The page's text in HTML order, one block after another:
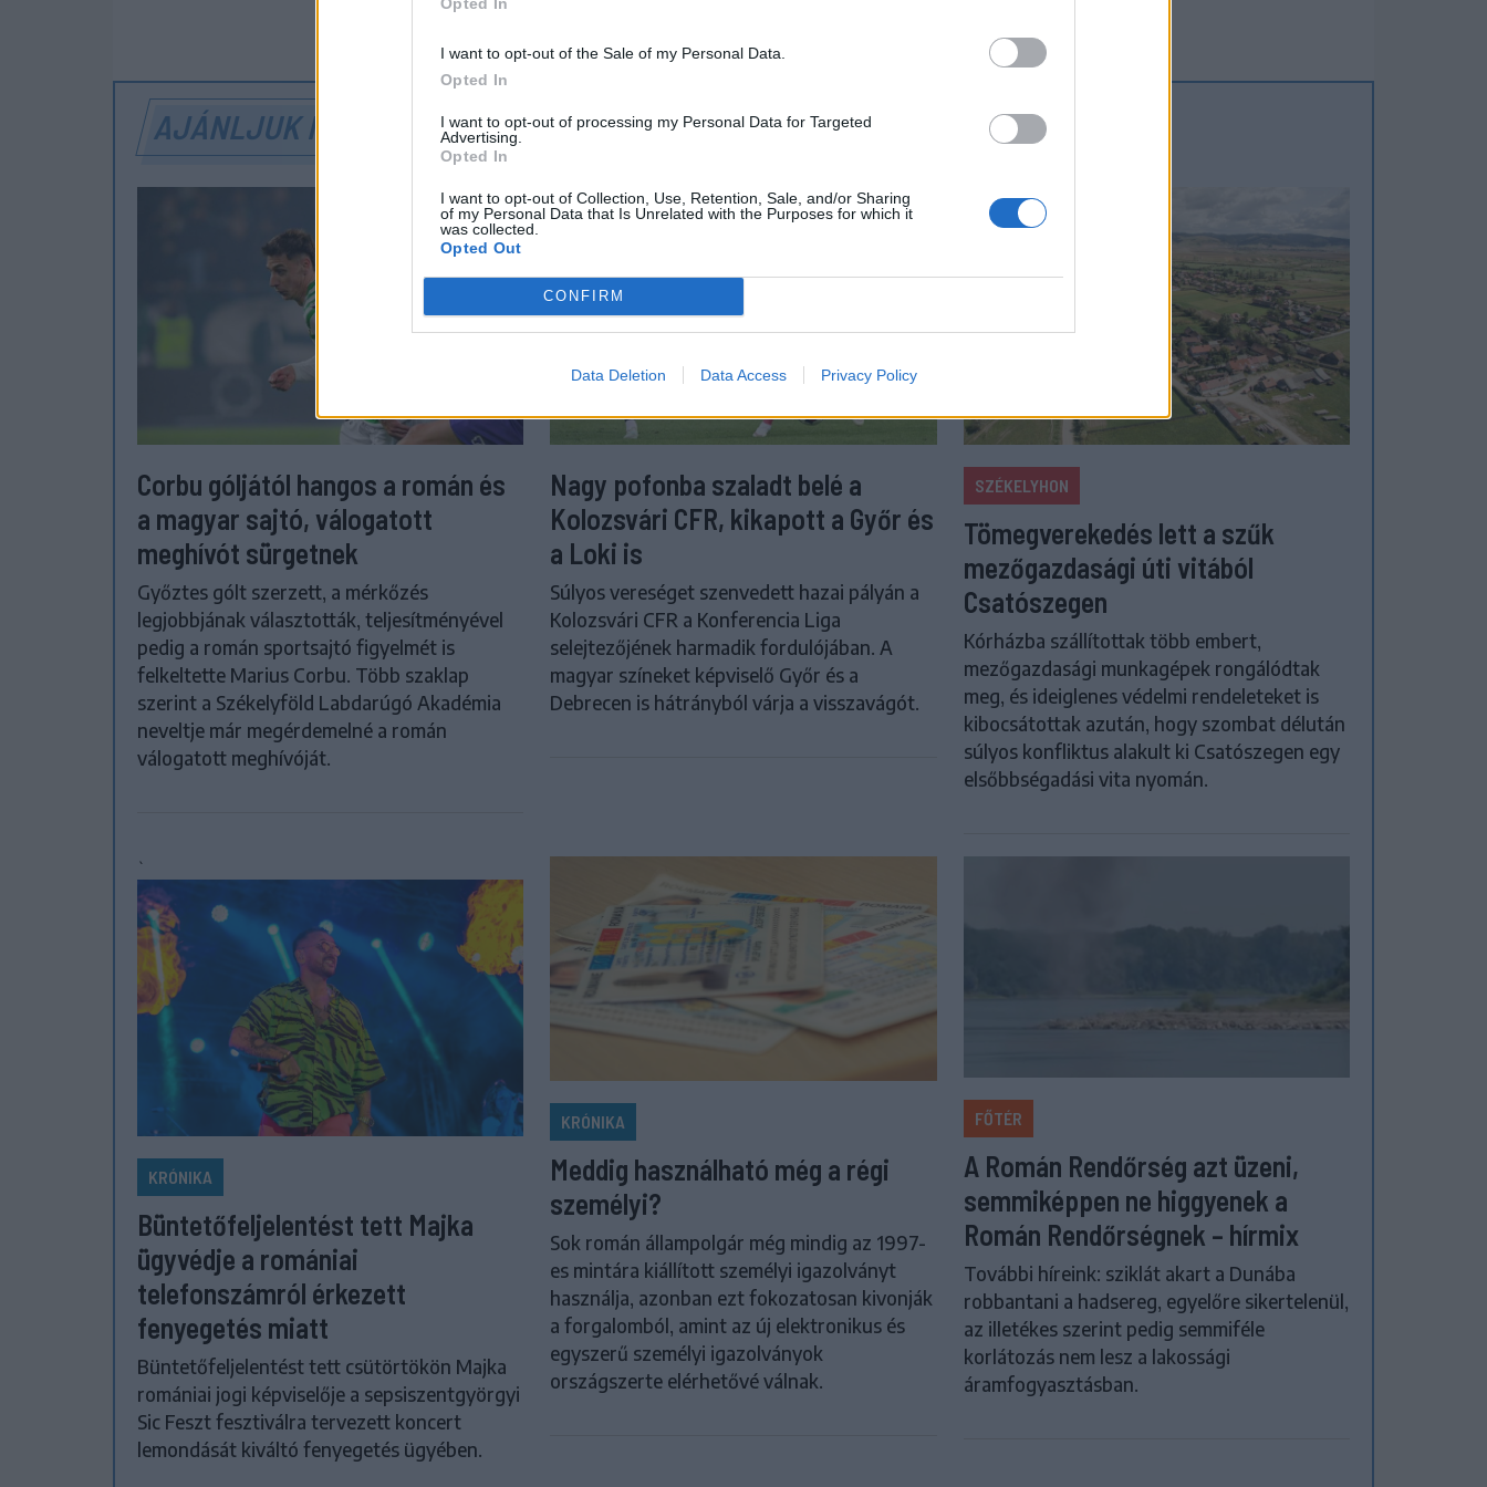
I want to opt-out of the Sale of my Personal Data.
Opted In
I want to opt-out of processing my Personal Data for Targeted
Advertising.
Opted In
I want to opt-out of Collection, Use, Retention, Sale, and/or Sharing
of my Personal Data that Is Unrelated with the Purposes for which it
was collected.
Opted Out
CONFIRM
Data Deletion Data Access Privacy Policy
SZÓLJON HOZZÁ!
AJÁNLJUK MÉG
Corbu góljától hangos a román és
a magyar sajtó, válogatott
meghívót sürgetnek
Győztes gólt szerzett, a mérkőzés
legjobbjának választották, teljesítményével
pedig a román sportsajtó figyelmét is
felkeltette Marius Corbu. Több szaklap
szerint a Székelyföld Labdarúgó Akadémia
neveltje már megérdemelné a román
válogatott meghívóját.
Nagy pofonba szaladt belé a
Kolozsvári CFR, kikapott a Győr és
a Loki is
Súlyos vereséget szenvedett hazai pályán a
Kolozsvári CFR a Konferencia Liga
selejtezőjének harmadik fordulójában. A
magyar színeket képviselő Győr és a
Debrecen is hátrányból várja a visszavágót.
SZÉKELYHON
Tömegverekedés lett a szűk
mezőgazdasági úti vitából
Csatószegen
Kórházba szállítottak több embert,
mezőgazdasági munkagépek rongálódtak
meg, és ideiglenes védelmi rendeleteket is
kibocsátottak azután, hogy szombat délután
súlyos konfliktus alakult ki Csatószegen egy
elsőbbségadási vita nyomán.
`
KRÓNIKA
Büntetőfeljelentést tett Majka
ügyvédje a romániai
telefonszámról érkezett
fenyegetés miatt
Büntetőfeljelentést tett csütörtökön Majka
romániai jogi képviselője a sepsiszentgyörgyi
Sic Feszt fesztiválra tervezett koncert
lemondását kiváltó fenyegetés ügyében.
KRÓNIKA
Meddig használható még a régi
személyi?
Sok román állampolgár még mindig az 1997-
es mintára kiállított személyi igazolványt
használja, azonban ezt fokozatosan kivonják
a forgalomból, amint az új elektronikus és
egyszerű személyi igazolványok
országszerte elérhetővé válnak.
FŐTÉR
A Román Rendőrség azt üzeni,
semmiképpen ne higgyenek a
Román Rendőrségnek – hírmix
További híreink: sziklát akart a Dunába
robbantani a hadsereg, egyelőre sikertelenül,
az illetékes szerint pedig semmiféle
korlátozás nem lesz a lakossági
áramfogyasztásban.